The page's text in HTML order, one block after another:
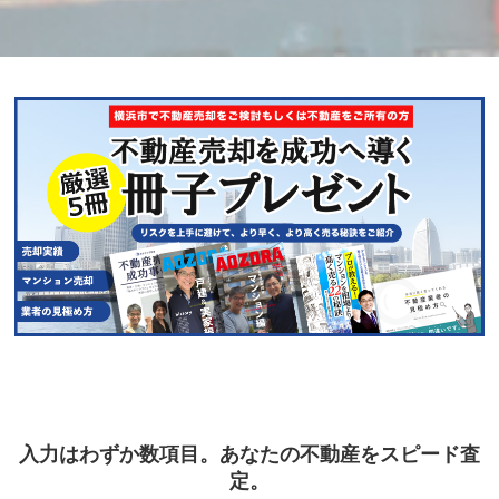
入力はわずか数項目。あなたの不動産をスピード査
定。